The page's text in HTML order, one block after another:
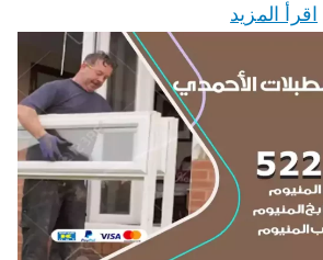
اقرأ المزيد